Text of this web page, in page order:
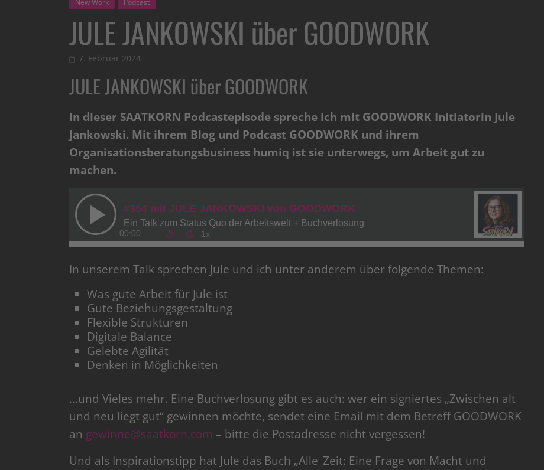
New Work Podcast
JULE JANKOWSKI über GOODWORK
7. Februar 2024
JULE JANKOWSKI über GOODWORK
In dieser SAATKORN Podcastepisode spreche ich mit GOODWORK Initiatorin Jule
Jankowski. Mit ihrem Blog und Podcast GOODWORK und ihrem
Organisationsberatungsbusiness humiq ist sie unterwegs, um Arbeit gut zu
machen.
In unserem Talk sprechen Jule und ich unter anderem über folgende Themen:
Was gute Arbeit für Jule ist
Gute Beziehungsgestaltung
Flexible Strukturen
Digitale Balance
Gelebte Agilität
Denken in Möglichkeiten
…und Vieles mehr. Eine Buchverlosung gibt es auch: wer ein signiertes „Zwischen alt
und neu liegt gut“ gewinnen möchte, sendet eine Email mit dem Betreff GOODWORK
an gewinne@saatkorn.com – bitte die Postadresse nicht vergessen!
Und als Inspirationstipp hat Jule das Buch „Alle_Zeit: Eine Frage von Macht und